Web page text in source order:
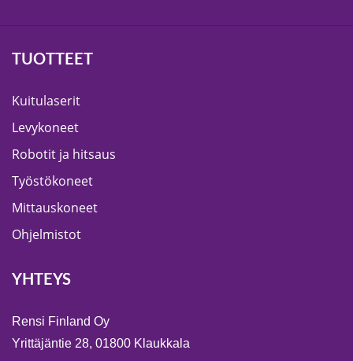
TUOTTEET
Kuitulaserit
Levykoneet
Robotit ja hitsaus
Työstökoneet
Mittauskoneet
Ohjelmistot
YHTEYS
Rensi Finland Oy
Yrittäjäntie 28, 01800 Klaukkala